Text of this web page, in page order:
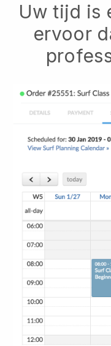
Uw tijd is
ervoor